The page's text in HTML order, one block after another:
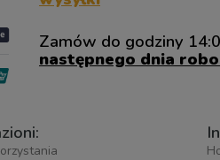
Zamów do godziny
następnego dnia